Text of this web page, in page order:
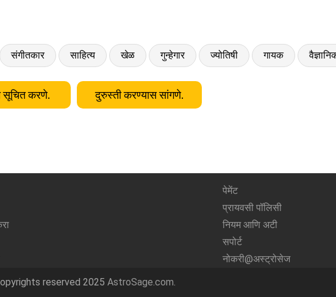
संगीतकार साहित्य खेळ गुन्हेगार ज्योतिषी गायक
सूचित करणे. दुरुस्ती करण्यास सांगणे.
पेमेंट
प्रायवसी पॉलिसी
नियम आणि अटी
सपोर्ट
नोकरी@अस्ट्रोसेज
reserved 2025 AstroSage.com.